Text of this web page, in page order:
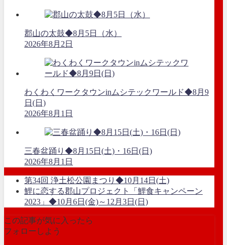
郡山の太鼓◆8月5日（水）
2026年8月2日
わくわくワークタウンinムシテックワールド◆8月9
日(日)
2026年8月1日
三春盆踊り◆8月15日(土)・16日(日)
2026年8月1日
第34回 浄土松公園まつり◆10月14日(土)
鯉に恋する郡山プロジェクト「鯉食キャンペーン
2023」◆10月6日(金)～12月3日(日)
この記事が気に入ったら
フォローしよう